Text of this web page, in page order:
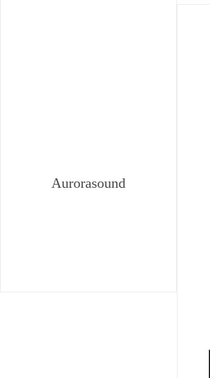
Aurorasound